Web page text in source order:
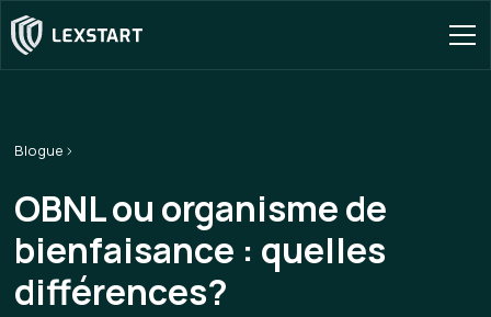
Blogue
OBNL ou organisme de
bienfaisance : quelles
différences?